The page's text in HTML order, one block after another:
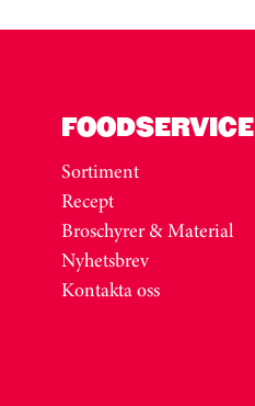
FOODSERVICE
Sortiment
Recept
Broschyrer & Material
Nyhetsbrev
Kontakta oss